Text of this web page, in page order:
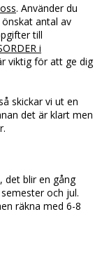
. Använder du
antal av
till
i
viktig för att ge dig
skickar vi ut en
det är klart men
det blir en gång
och jul.
räkna med 6-8